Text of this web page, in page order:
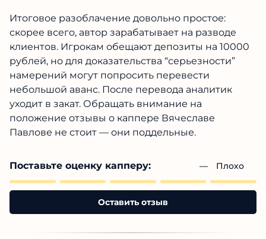
Итоговое разоблачение довольно простое:
скорее всего, автор зарабатывает на разводе
клиентов. Игрокам обещают депозиты на
10000 рублей, но для доказательства
“серьезности” намерений могут попросить
перевести небольшой аванс. После перевода
аналитик уходит в закат. Обращать внимание
на положениеотзывы о каппере Вячеславе
Павлове не стоит — они поддельные.
Поставьте оценку капперу: — Плохо
Оставить отзыв